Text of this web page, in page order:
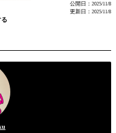
公開日： 2025/11/8
更新日： 2025/11/8